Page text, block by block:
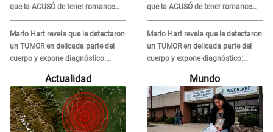
que la ACUSÓ de tener romance
con él: "Muy triste..."
Mario Hart revela que le detectaron
un TUMOR en delicada parte del
cuerpo y expone diagnóstico:
"Dolores muy fuertes..."
que la ACUSÓ de tener romance
con él: "Muy triste..."
Mario Hart revela que le detectaron
un TUMOR en delicada parte del
cuerpo y expone diagnóstico:
"Dolores muy fuertes..."
Actualidad Mundo